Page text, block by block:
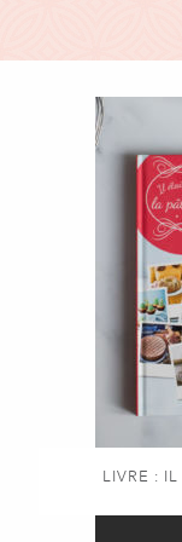
LIVRE :